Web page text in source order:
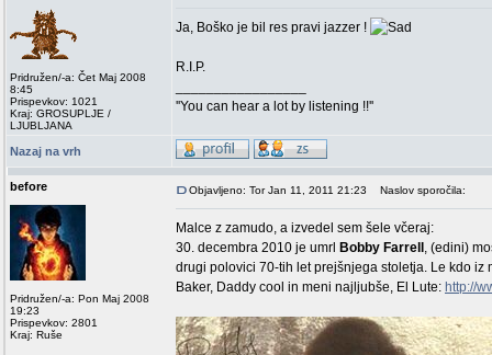
Pridružen/-a: Čet Maj 2008
8:45
Prispevkov: 1021
Kraj: GROSUPLJE /
LJUBLJANA
Ja, Boško je bil res pravi jazzer !
R.I.P.
''You can hear a lot by listening !!''
Nazaj na vrh
before
Pridružen/-a: Pon Maj 2008
19:23
Prispevkov: 2801
Kraj: Ruše
Objavljeno: Tor Jan 11, 2011 21:23 Naslov sporočila:
Malce z zamudo, a izvedel sem šele včeraj:
30. decembra 2010 je umrl Bobby Farrell , (edini)
drugi polovici 70-tih let prejšnjega stoletja. Le kdo
Baker, Daddy cool in meni najljubše, El Lute: http://